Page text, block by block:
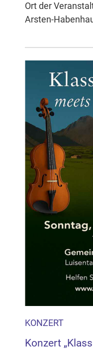
Ort der
Arsten-
KONZERT
Konzert